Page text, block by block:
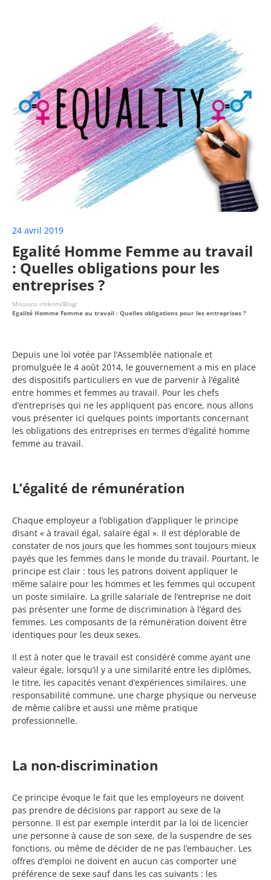
24 avril 2019
Egalité Homme Femme au travail
: Quelles obligations pour les
entreprises ?
Missions intérim/Blog/
Egalité Homme Femme au travail : Quelles obligations pour les entreprises ?
Depuis une loi votée par l’Assemblée nationale et
promulguée le 4 août 2014, le gouvernement a mis en place
des dispositifs particuliers en vue de parvenir à l’égalité
entre hommes et femmes au travail. Pour les chefs
d’entreprises qui ne les appliquent pas encore, nous allons
vous présenter ici quelques points importants concernant
les obligations des entreprises en termes d’égalité homme
femme au travail.
L’égalité de rémunération
Chaque employeur a l’obligation d’appliquer le principe
disant « à travail égal, salaire égal ». Il est déplorable de
constater de nos jours que les hommes sont toujours mieux
payés que les femmes dans le monde du travail. Pourtant, le
principe est clair : tous les patrons doivent appliquer le
même salaire pour les hommes et les femmes qui occupent
un poste similaire. La grille salariale de l’entreprise ne doit
pas présenter une forme de discrimination à l’égard des
femmes. Les composants de la rémunération doivent être
identiques pour les deux sexes.
Il est à noter que le travail est considéré comme ayant une
valeur égale, lorsqu’il y a une similarité entre les diplômes,
le titre, les capacités venant d’expériences similaires, une
responsabilité commune, une charge physique ou nerveuse
de même calibre et aussi une même pratique
professionnelle.
La non-discrimination
Ce principe évoque le fait que les employeurs ne doivent
pas prendre de décisions par rapport au sexe de la
personne. Il est par exemple interdit par la loi de licencier
une personne à cause de son sexe, de la suspendre de ses
fonctions, ou même de décider de ne pas l’embaucher. Les
offres d’emploi ne doivent en aucun cas comporter une
préférence de sexe sauf dans les cas suivants : les